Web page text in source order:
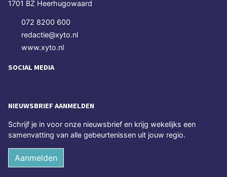
1701 BZ Heerhugowaard
072 8200 600
redactie@xyto.nl
www.xyto.nl
SOCIAL MEDIA
NIEUWSBRIEF AANMELDEN
Schrijf je in voor onze nieuwsbrief en krijg wekelijks een
samenvatting van alle gebeurtenissen uit jouw regio.
Aanmelden